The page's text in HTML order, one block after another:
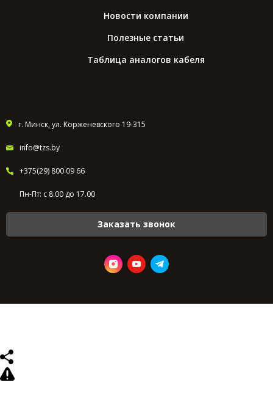
Новости компании
Полезные статьи
Таблица аналогов кабеля
г. Минск, ул. Корженевского 19-315
info@tzs.by
+375(29) 800 09 66
Пн-Пт: с 8.00 до 17.00
Заказать звонок